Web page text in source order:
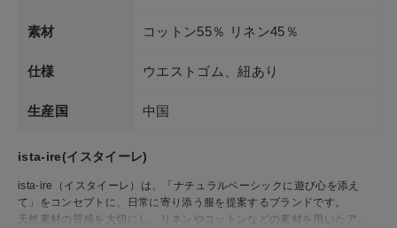
素材 コットン55％ リネン45％
仕様 ウエストゴム、紐あり
生産国 中国
ista-ire(イスタイーレ)
ista-ire（イスタイーレ）は、「ナチュラルベーシックに遊び心を添え
て」をコンセプトに、日常に寄り添う服を提案するブランドです。
​天然素材の質感を大切にし、リネンやコットンなどの素材を用いたアイテ